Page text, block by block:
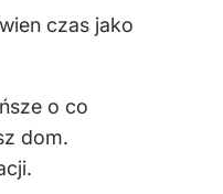
czas jako
o co
dom.